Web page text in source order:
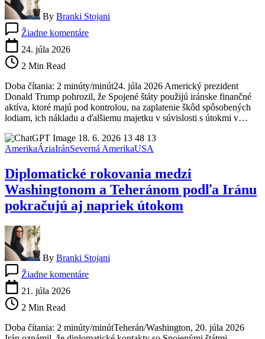
By Branki Stojani
Žiadne komentáreUSA
na
odškodnenie
poškodených
lodí
nákladu
24. júla 2026
2 Min Read
Doba čítania: 2 minúty/minút24. júla 2026 Americký prezident
Donald Trump pohrozil, že Spojené štáty použijú iránske finančné
aktíva, ktoré majú pod kontrolou, na zaplatenie škôd spôsobených
lodiam, ich nákladu a ďalšiemu majetku v súvislosti s útokmi v…
AmerikaÁziaIránSeverná AmerikaUSA
Diplomatické rokovania medzi
Washingtonom a Teheránom podľa Iránu
pokračujú aj napriek útokom
By Branki Stojani
Žiadne komentáreDiplomatické
Teheránom
21. júla 2026
2 Min Read
Doba čítania: 2 minúty/minútTeherán/Washington, 20. júla 2026